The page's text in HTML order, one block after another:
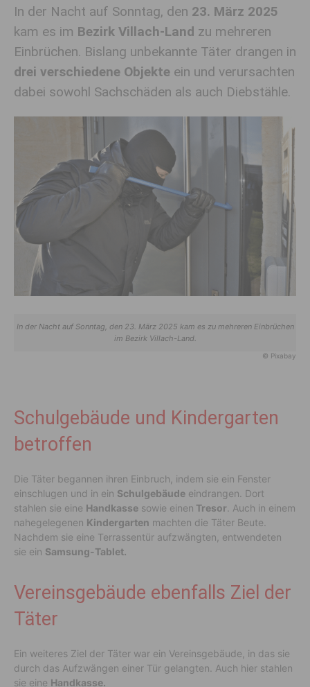
In der Nacht auf Sonntag, den 23. März 2025
kam es im Bezirk Villach-Land zu mehreren
Einbrüchen. Bislang unbekannte Täter drangen in
drei verschiedene Objekte ein und verursachten
dabei sowohl Sachschäden als auch Diebstähle.
In der Nacht auf Sonntag, den 23. März 2025 kam es zu mehreren Einbrüchen
im Bezirk Villach-Land.
© Pixabay
Schulgebäude und Kindergarten
betroffen
Die Täter begannen ihren Einbruch, indem sie ein Fenster
einschlugen und in ein Schulgebäude eindrangen. Dort
stahlen sie eine Handkasse sowie einen Tresor . Auch in einem
nahegelegenen Kindergarten machten die Täter Beute.
Nachdem sie eine Terrassentür aufzwängten, entwendeten
sie ein Samsung-Tablet.
Vereinsgebäude ebenfalls Ziel der
Täter
Ein weiteres Ziel der Täter war ein Vereinsgebäude, in das sie
durch das Aufzwängen einer Tür gelangten. Auch hier stahlen
sie eine Handkasse.